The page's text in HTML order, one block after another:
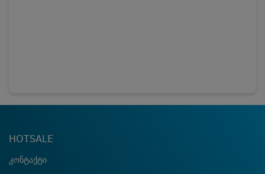
HOTSALE
კონტაქტი